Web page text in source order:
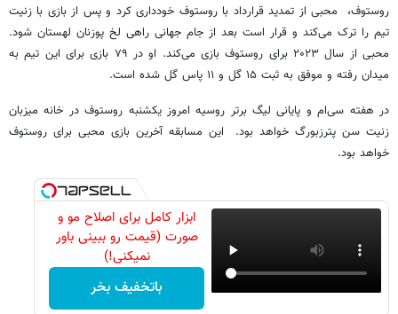
روستوف، محبی از تمدید قرارداد با روستوف خودداری کرد و پس از بازی با زنیت
تیم را ترک می‌کند و قرار است بعد از جام جهانی راهی لخ پوزنان لهستان شود.
محبی از سال ۲۰۲۳ برای روستوف بازی می‌کند. او در ۷۹ بازی برای این تیم به
میدان رفته و موفق به ثبت ۱۵ گل و ۱۱ پاس گل شده است.
در هفته سی‌ام و پایانی لیگ برتر روسیه امروز یکشنبه روستوف در خانه میزبان
زنیت سن پترزبورگ خواهد بود. این مسابقه آخرین بازی محبی برای روستوف
خواهد بود.
ابزار کامل برای اصلاح مو و
صورت (قیمت رو ببینی باور
نمیکنی!)
باتخفیف بخر